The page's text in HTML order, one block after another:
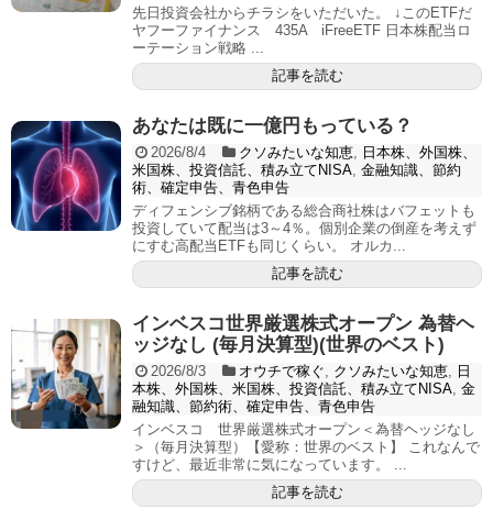
先日投資会社からチラシをいただいた。 ↓このETFだ
ヤフーファイナンス 435A iFreeETF 日本株配当ロ
ーテーション戦略 ...
記事を読む
あなたは既に一億円もっている？
2026/8/4 クソみたいな知恵, 日本株、外国株、
米国株、投資信託、積み立てNISA, 金融知識、節約
術、確定申告、青色申告
ディフェンシブ銘柄である総合商社株はバフェットも
投資していて配当は3～4％。個別企業の倒産を考えず
にすむ高配当ETFも同じくらい。 オルカ...
記事を読む
インベスコ世界厳選株式オープン 為替ヘ
ッジなし (毎月決算型)(世界のベスト)
2026/8/3 オウチで稼ぐ, クソみたいな知恵, 日
本株、外国株、米国株、投資信託、積み立てNISA, 金
融知識、節約術、確定申告、青色申告
インベスコ 世界厳選株式オープン＜為替ヘッジなし
＞（毎月決算型）【愛称：世界のベスト】 これなんで
すけど、最近非常に気になっています。 ...
記事を読む